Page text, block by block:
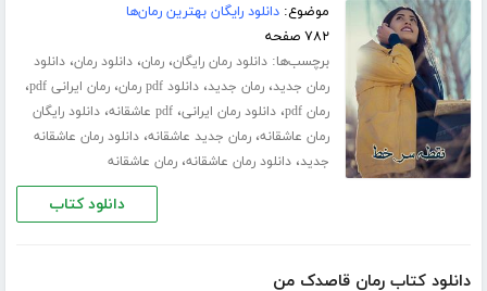
موضوع:دانلود رایگان بهترین رمان‌ها
۷۸۲ صفحه
برچسب‌ها:دانلود رمان رایگان،رمان،دانلود رمان،دانلود
رمان جدید،رمان جدید،دانلود pdf رمان ،رمان ایرانی pdf ،
رمان pdf ،دانلود رمان ایرانی،pdf عاشقانه ،دانلود رایگان
رمان عاشقانه،رمان جدید عاشقانه،دانلود رمان عاشقانه
جدید،دانلود رمان عاشقانه،رمان عاشقانه
دانلود کتاب
دانلود کتاب رمان قاصدک من